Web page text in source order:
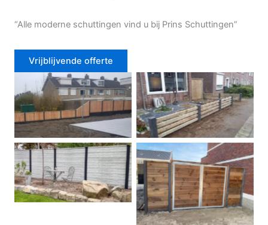
“Alle moderne schuttingen vind u bij Prins Schuttingen”
Vrijblijvende offerte
Douglas schutting Tuinhek voortuin
Betonschutting
Dubbele poort